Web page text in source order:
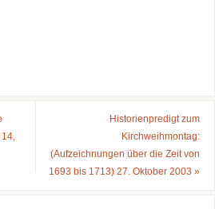
Historienpredigt zum
Kirchweihmontag:
(Aufzeichnungen über die Zeit von
1693 bis 1713) 27. Oktober 2003»